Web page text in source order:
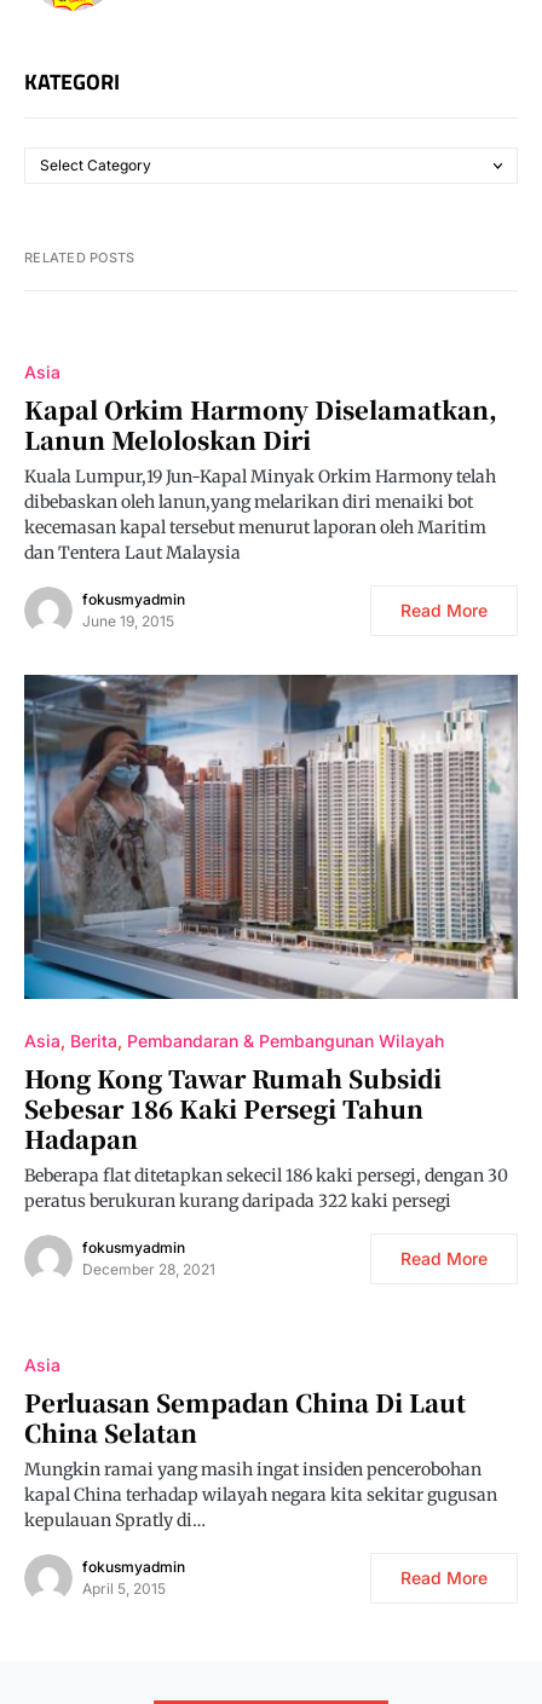
KATEGORI
RELATED POSTS
Asia
Kapal Orkim Harmony Diselamatkan,
Lanun Meloloskan Diri
Kuala Lumpur,19 Jun-Kapal Minyak Orkim Harmony telah
dibebaskan oleh lanun,yang melarikan diri menaiki bot
kecemasan kapal tersebut menurut laporan oleh Maritim
dan Tentera Laut Malaysia
fokusmyadmin
June 19, 2015
Read More
Asia Berita Pembandaran & Pembangunan Wilayah
Hong Kong Tawar Rumah Subsidi
Sebesar 186 Kaki Persegi Tahun
Hadapan
Beberapa flat ditetapkan sekecil 186 kaki persegi, dengan 30
peratus berukuran kurang daripada 322 kaki persegi
fokusmyadmin
December 28, 2021
Read More
Asia
Perluasan Sempadan China Di Laut
China Selatan
Mungkin ramai yang masih ingat insiden pencerobohan
kapal China terhadap wilayah negara kita sekitar gugusan
kepulauan Spratly di…
fokusmyadmin
April 5, 2015
Read More